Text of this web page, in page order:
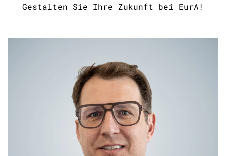
Gestalten Sie Ihre Zukunft bei EurA!